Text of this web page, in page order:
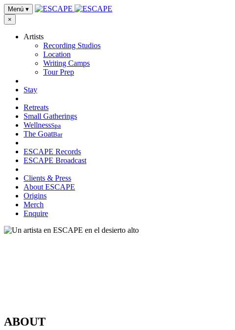
Menú ▾
×
Artists
Recording Studios
Location
Writing Camps
Tour Prep
Stay
Retreats
Small Gatherings
WellnessSpa
The GoatBar
ESCAPE Records
ESCAPE Broadcast
Clients & Press
About ESCAPE
Origins
Merch
Enquire
ABOUT